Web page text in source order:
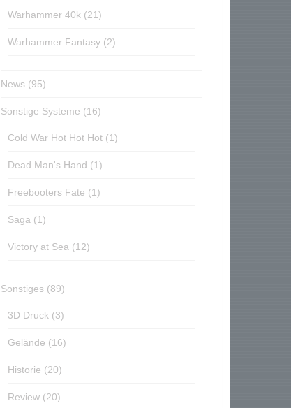
Warhammer 40k (21)
Warhammer Fantasy (2)
News (95)
Sonstige Systeme (16)
Cold War Hot Hot Hot (1)
Dead Man's Hand (1)
Freebooters Fate (1)
Saga (1)
Victory at Sea (12)
Sonstiges (89)
3D Druck (3)
Gelände (16)
Historie (20)
Review (20)